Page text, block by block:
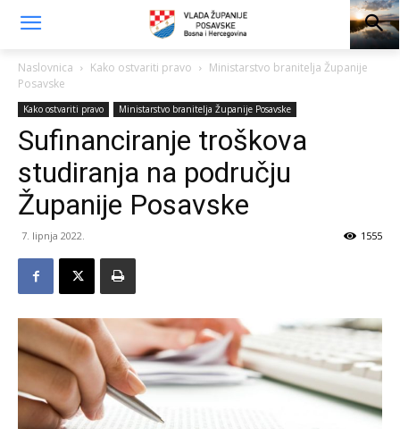
Naslovnica Kako ostvariti pravo
Ministarstvo branitelja Županije
Posavske
Kako ostvariti pravo Ministarstvo branitelja Županije Posavske
Sufinanciranje troškova
studiranja na području
Županije Posavske
7. lipnja 2022. 1555